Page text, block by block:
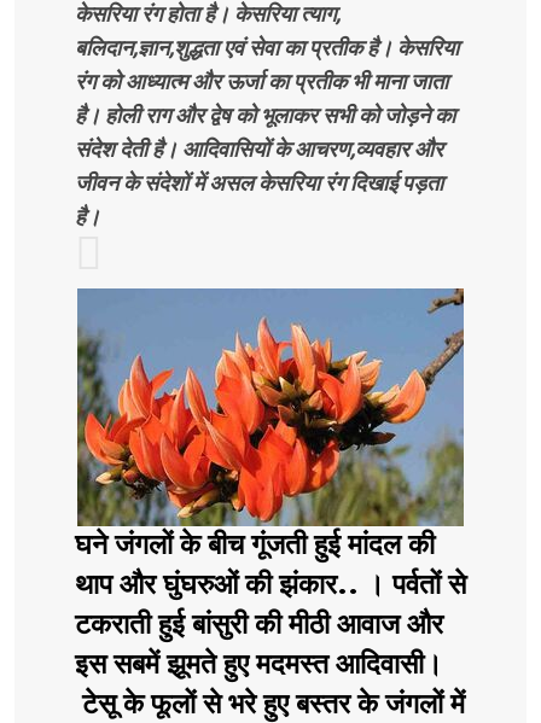
केसरिया रंग होता है। केसरिया त्याग,
बलिदान,ज्ञान,शुद्धता एवं सेवा का प्रतीक है। केसरिया
रंग को आध्यात्म और ऊर्जा का प्रतीक भी माना जाता
है। होली राग और द्वेष को भूलाकर सभी को जोड़ने का
संदेश देती है। आदिवासियों के आचरण,व्यवहार और
जीवन के संदेशों में असल केसरिया रंग दिखाई पड़ता
है।
घने जंगलों के बीच गूंजती हुई मांदल की
थाप और घुंघरुओं की झंकार.. । पर्वतों से
टकराती हुई बांसुरी की मीठी आवाज और
इस सबमें झूमते हुए मदमस्त आदिवासी।
टेसू के फूलों से भरे हुए बस्तर के जंगलों में